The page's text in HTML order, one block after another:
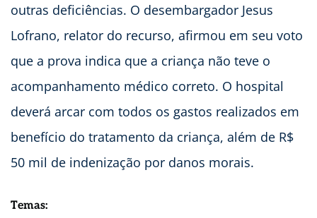
outras deficiências. O desembargador Jesus
Lofrano, relator do recurso, afirmou em seu voto
que a prova indica que a criança não teve o
acompanhamento médico correto. O hospital
deverá arcar com todos os gastos realizados em
benefício do tratamento da criança, além de R$
50 mil de indenização por danos morais.
Temas: